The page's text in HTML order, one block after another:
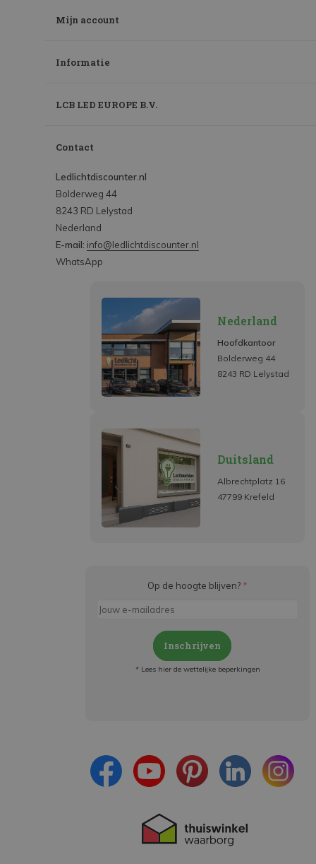
Mijn account
Informatie
LCB LED EUROPE B.V.
Contact
Ledlichtdiscounter.nl
Bolderweg 44
8243 RD Lelystad
Nederland
E-mail: info@ledlichtdiscounter.nl
WhatsApp
Nederland
Hoofdkantoor
Bolderweg 44
8243 RD Lelystad
Duitsland
Albrechtplatz 16
47799 Krefeld
Op de hoogte blijven? *
Inschrijven
* Lees hier de wettelijke beperkingen